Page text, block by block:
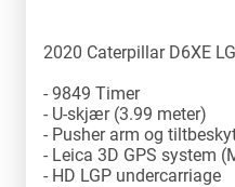
2020 Caterpillar D6XE
- 9849 Timer
- U-skjær (3.99 meter)
- Pusher arm og
- Leica 3D GPS system
- HD LGP undercarriage